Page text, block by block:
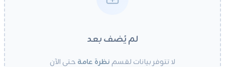
لم يُضف بعد
لا تتوفر بيانات لقسمنظرة عامة حتى الآن